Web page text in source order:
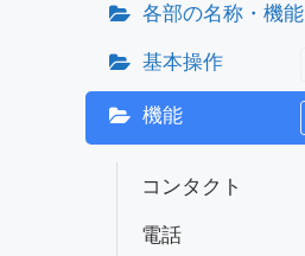
各部の名称・機能
基本操作
機能
コンタクト
電話